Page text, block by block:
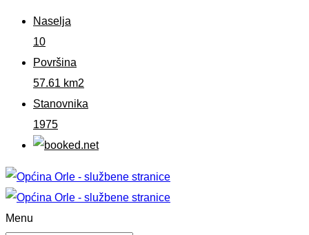
Naselja
10
Površina
57.61 km2
Stanovnika
1975
Menu